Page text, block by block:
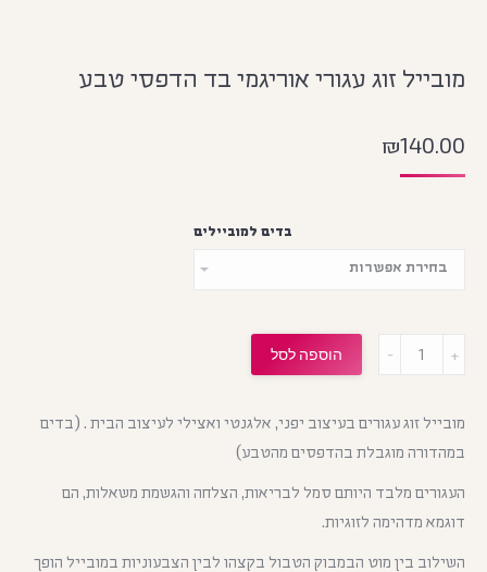
מובייל זוג עגורי אוריגמי בד הדפסי טבע
₪140.00
מובייל זוג עגורים בעיצוב יפני, אלגנטי ואצילי לעיצוב הבית . (בדים
במהדורה מוגבלת בהדפסים מהטבע)
העגורים מלבד היותם סמל לבריאות, הצלחה והגשמת משאלות, הם
דוגמא מדהימה לזוגיות.
השילוב בין מוט הבמבוק הטבול בקצהו לבין הצבעוניות במובייל הופך
בדים למוביילים
הוספה לסל